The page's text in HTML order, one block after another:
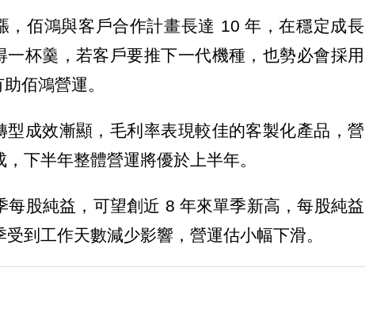
，佰鴻與客戶合作計畫長達 10 年，在穩定成長
一杯羹，若客戶要推下一代機種，也勢必會採用
佰鴻營運。
型成效漸顯，毛利率表現較佳的客製化產品，營
下半年整體營運將優於上半年。
每股純益，可望創近 8 年來單季新高，每股純益
受到工作天數減少影響，營運估小幅下滑。